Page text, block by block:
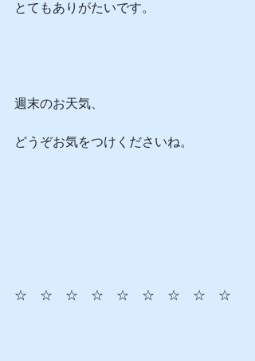
とてもありがたいです。
週末のお天気、
どうぞお気をつけくださいね。
☆　☆　☆　☆　☆　☆　☆　☆　☆